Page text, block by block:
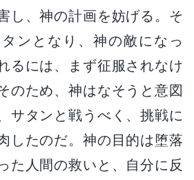
し、神の計画を妨げる。そ
ンとなり、神の敵になっ
るには、まず征服されなけ
のため、神はなそうと意図
サタンと戦うべく、挑戦に
したのだ。神の目的は堕落
た人間の救いと、自分に反